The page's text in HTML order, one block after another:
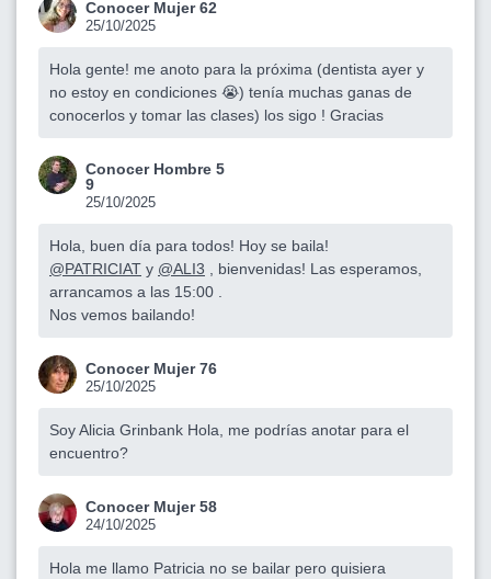
Conocer Mujer 62
25/10/2025
Hola gente! me anoto para la próxima (dentista ayer y
no estoy en condiciones 😭) tenía muchas ganas de
conocerlos y tomar las clases) los sigo ! Gracias
Conocer Hombre 5
9
25/10/2025
Hola, buen día para todos! Hoy se baila!
@PATRICIAT y @ALI3 , bienvenidas! Las esperamos,
arrancamos a las 15:00 .
Nos vemos bailando!
Conocer Mujer 76
25/10/2025
Soy Alicia Grinbank Hola, me podrías anotar para el
encuentro?
Conocer Mujer 58
24/10/2025
Hola me llamo Patricia no se bailar pero quisiera